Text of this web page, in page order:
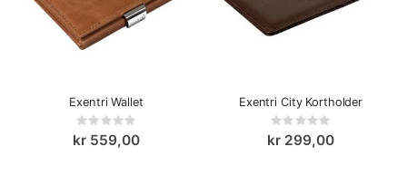
Exentri Wallet
Rating:
kr 559,00
Exentri City Kortholder
Rating:
kr 299,00